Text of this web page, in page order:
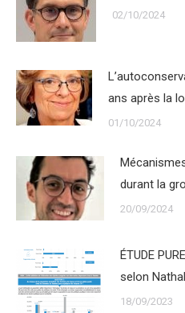
02/10/2024
ans après la
01/10/2024
durant la
20/09/2024
ÉTUDE
selon
18/09/2023